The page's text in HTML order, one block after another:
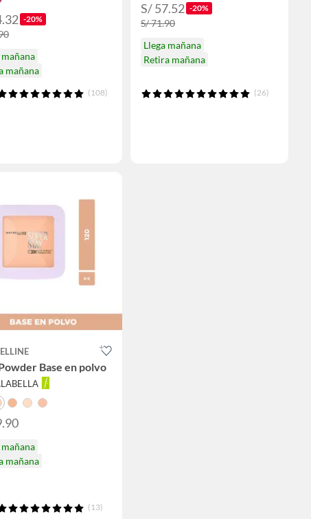
-20%
mañana
mañana
(108)
S/ 57.52 -20%
S/ 71.90
Llega mañana
Retira mañana
(26)
Base en polvo
mañana
mañana
(13)